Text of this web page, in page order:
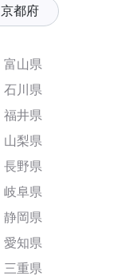
京都府
富山県
石川県
福井県
山梨県
長野県
岐阜県
静岡県
愛知県
三重県